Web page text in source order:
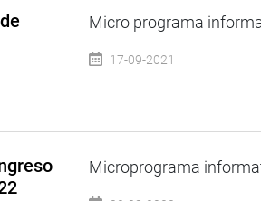
Micro programa
17-09-2021
Microprograma